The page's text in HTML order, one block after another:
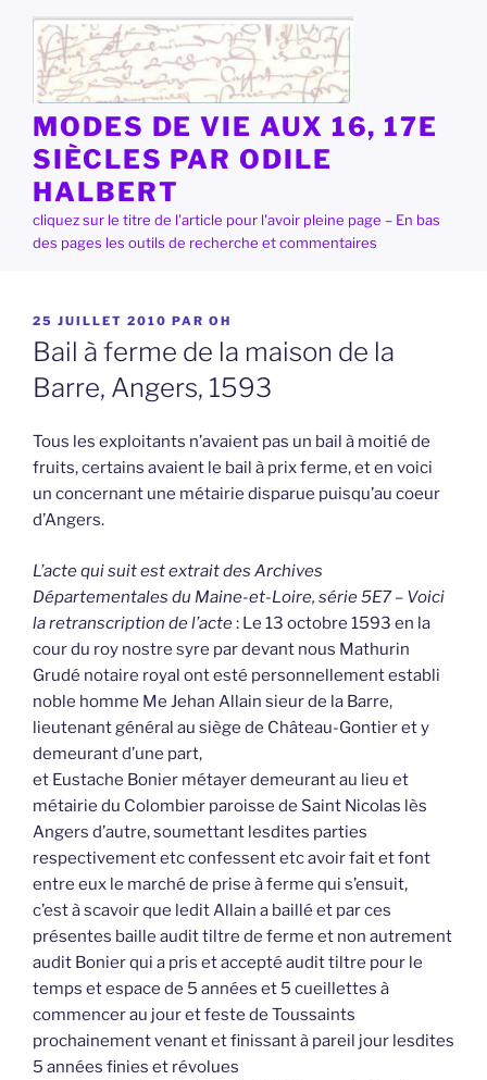
contenu
principal
MODES DE VIE AUX 16, 17E
SIÈCLES PAR ODILE
HALBERT
cliquez sur le titre de l'article pour l'avoir pleine page – En bas
des pages les outils de recherche et commentaires
PUBLIÉ
LE
25 JUILLET 2010 PAR OH
Bail à ferme de la maison de la
Barre, Angers, 1593
Tous les exploitants n’avaient pas un bail à moitié de
fruits, certains avaient le bail à prix ferme, et en voici
un concernant une métairie disparue puisqu’au coeur
d’Angers.
L’acte qui suit est extrait des Archives
Départementales du Maine-et-Loire, série 5E7 – Voici
la retranscription de l’acte: Le 13 octobre 1593 en la
cour du roy nostre syre par devant nous Mathurin
Grudé notaire royal ont esté personnellement establi
noble homme Me Jehan Allain sieur de la Barre,
lieutenant général au siège de Château-Gontier et y
demeurant d’une part,
et Eustache Bonier métayer demeurant au lieu et
métairie du Colombier paroisse de Saint Nicolas lès
Angers d’autre, soumettant lesdites parties
respectivement etc confessent etc avoir fait et font
entre eux le marché de prise à ferme qui s’ensuit,
c’est à scavoir que ledit Allain a baillé et par ces
présentes baille audit tiltre de ferme et non autrement
audit Bonier qui a pris et accepté audit tiltre pour le
temps et espace de 5 années et 5 cueillettes à
commencer au jour et feste de Toussaints
prochainement venant et finissant à pareil jour lesdites
5 années finies et révolues